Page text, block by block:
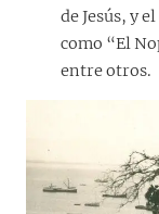
de Jesús, y
como “El
entre otros.